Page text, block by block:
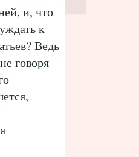
и, что
к
Ведь
говоря